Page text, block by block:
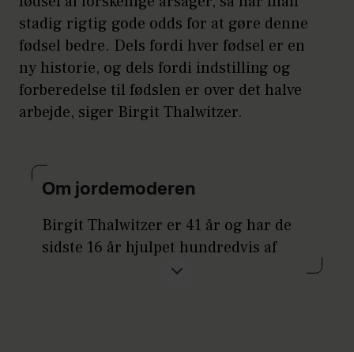
stadig rigtig gode odds for at gøre denne
fødsel bedre. Dels fordi hver fødsel er en
ny historie, og dels fordi indstilling og
forberedelse til fødslen er over det halve
arbejde, siger Birgit Thalwitzer.
Om jordemoderen
Birgit Thalwitzer er 41 år og har de
sidste 16 år hjulpet hundredvis af
børn til verden. Hun har sin